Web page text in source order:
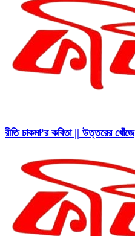
রীতি চাকমা’র কবিতা || উত্তরের খোঁজে